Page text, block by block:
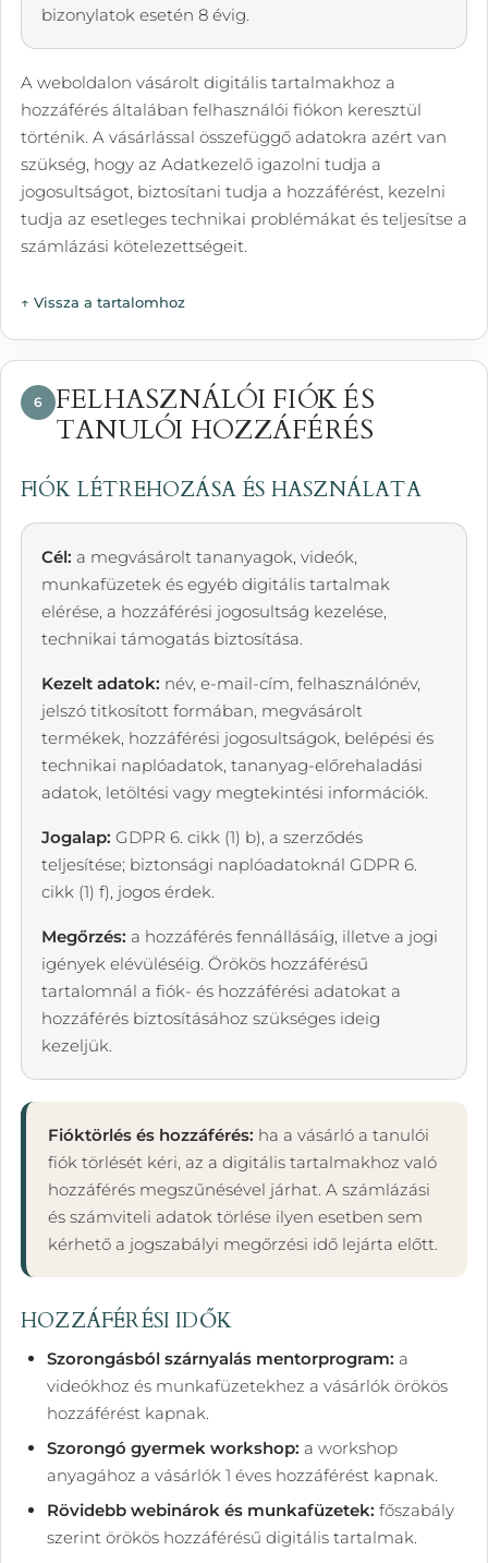
bizonylatok esetén 8 évig.
A weboldalon vásárolt digitális tartalmakhoz a
hozzáférés általában felhasználói fiókon keresztül
történik. A vásárlással összefüggő adatokra azért van
szükség, hogy az Adatkezelő igazolni tudja a
jogosultságot, biztosítani tudja a hozzáférést, kezelni
tudja az esetleges technikai problémákat és teljesítse a
számlázási kötelezettségeit.
↑ Vissza a tartalomhoz
6
FELHASZNÁLÓI FIÓK ÉS
TANULÓI HOZZÁFÉRÉS
FIÓK LÉTREHOZÁSA ÉS HASZNÁLATA
Cél: a megvásárolt tananyagok, videók,
munkafüzetek és egyéb digitális tartalmak
elérése, a hozzáférési jogosultság kezelése,
technikai támogatás biztosítása.
Kezelt adatok: név, e-mail-cím, felhasználónév,
jelszó titkosított formában, megvásárolt
termékek, hozzáférési jogosultságok, belépési és
technikai naplóadatok, tananyag-előrehaladási
adatok, letöltési vagy megtekintési információk.
Jogalap: GDPR 6. cikk (1) b), a szerződés
teljesítése; biztonsági naplóadatoknál GDPR 6.
cikk (1) f), jogos érdek.
Megőrzés: a hozzáférés fennállásáig, illetve a jogi
igények elévüléséig. Örökös hozzáférésű
tartalomnál a fiók- és hozzáférési adatokat a
hozzáférés biztosításához szükséges ideig
kezeljük.
Fióktörlés és hozzáférés: ha a vásárló a tanulói
fiók törlését kéri, az a digitális tartalmakhoz való
hozzáférés megszűnésével járhat. A számlázási
és számviteli adatok törlése ilyen esetben sem
kérhető a jogszabályi megőrzési idő lejárta előtt.
HOZZÁFÉRÉSI IDŐK
Szorongásból szárnyalás mentorprogram: a
videókhoz és munkafüzetekhez a vásárlók örökös
hozzáférést kapnak.
Szorongó gyermek workshop: a workshop
anyagához a vásárlók 1 éves hozzáférést kapnak.
Rövidebb webinárok és munkafüzetek: főszabály
szerint örökös hozzáférésű digitális tartalmak.